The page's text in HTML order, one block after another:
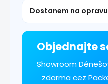
Dostanem na
Objednajte
Showroom
zdarma cez